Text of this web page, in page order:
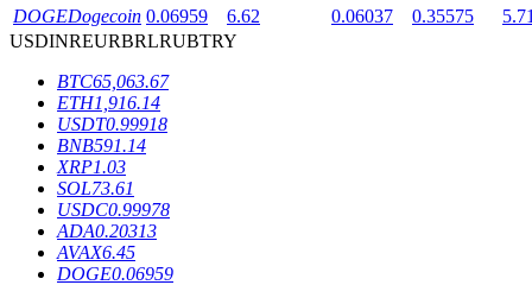
DOGEDogecoin 0.06959 6.62 0.06037 0.35575
USDINREURBRLRUBTRY
BTC65,063.67
ETH1,916.14
USDT0.99918
BNB591.14
XRP1.03
SOL73.61
USDC0.99978
ADA0.20313
AVAX6.45
DOGE0.06959